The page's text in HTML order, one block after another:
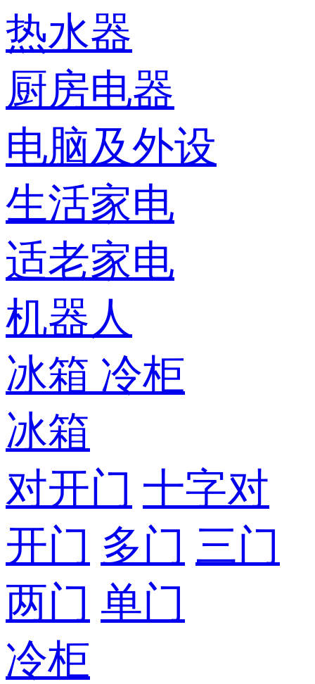
热水器
厨房电器
电脑及外设
生活家电
适老家电
机器人
冰箱 冷柜
冰箱
对开门 十字对
开门 多门 三门
两门 单门
冷柜